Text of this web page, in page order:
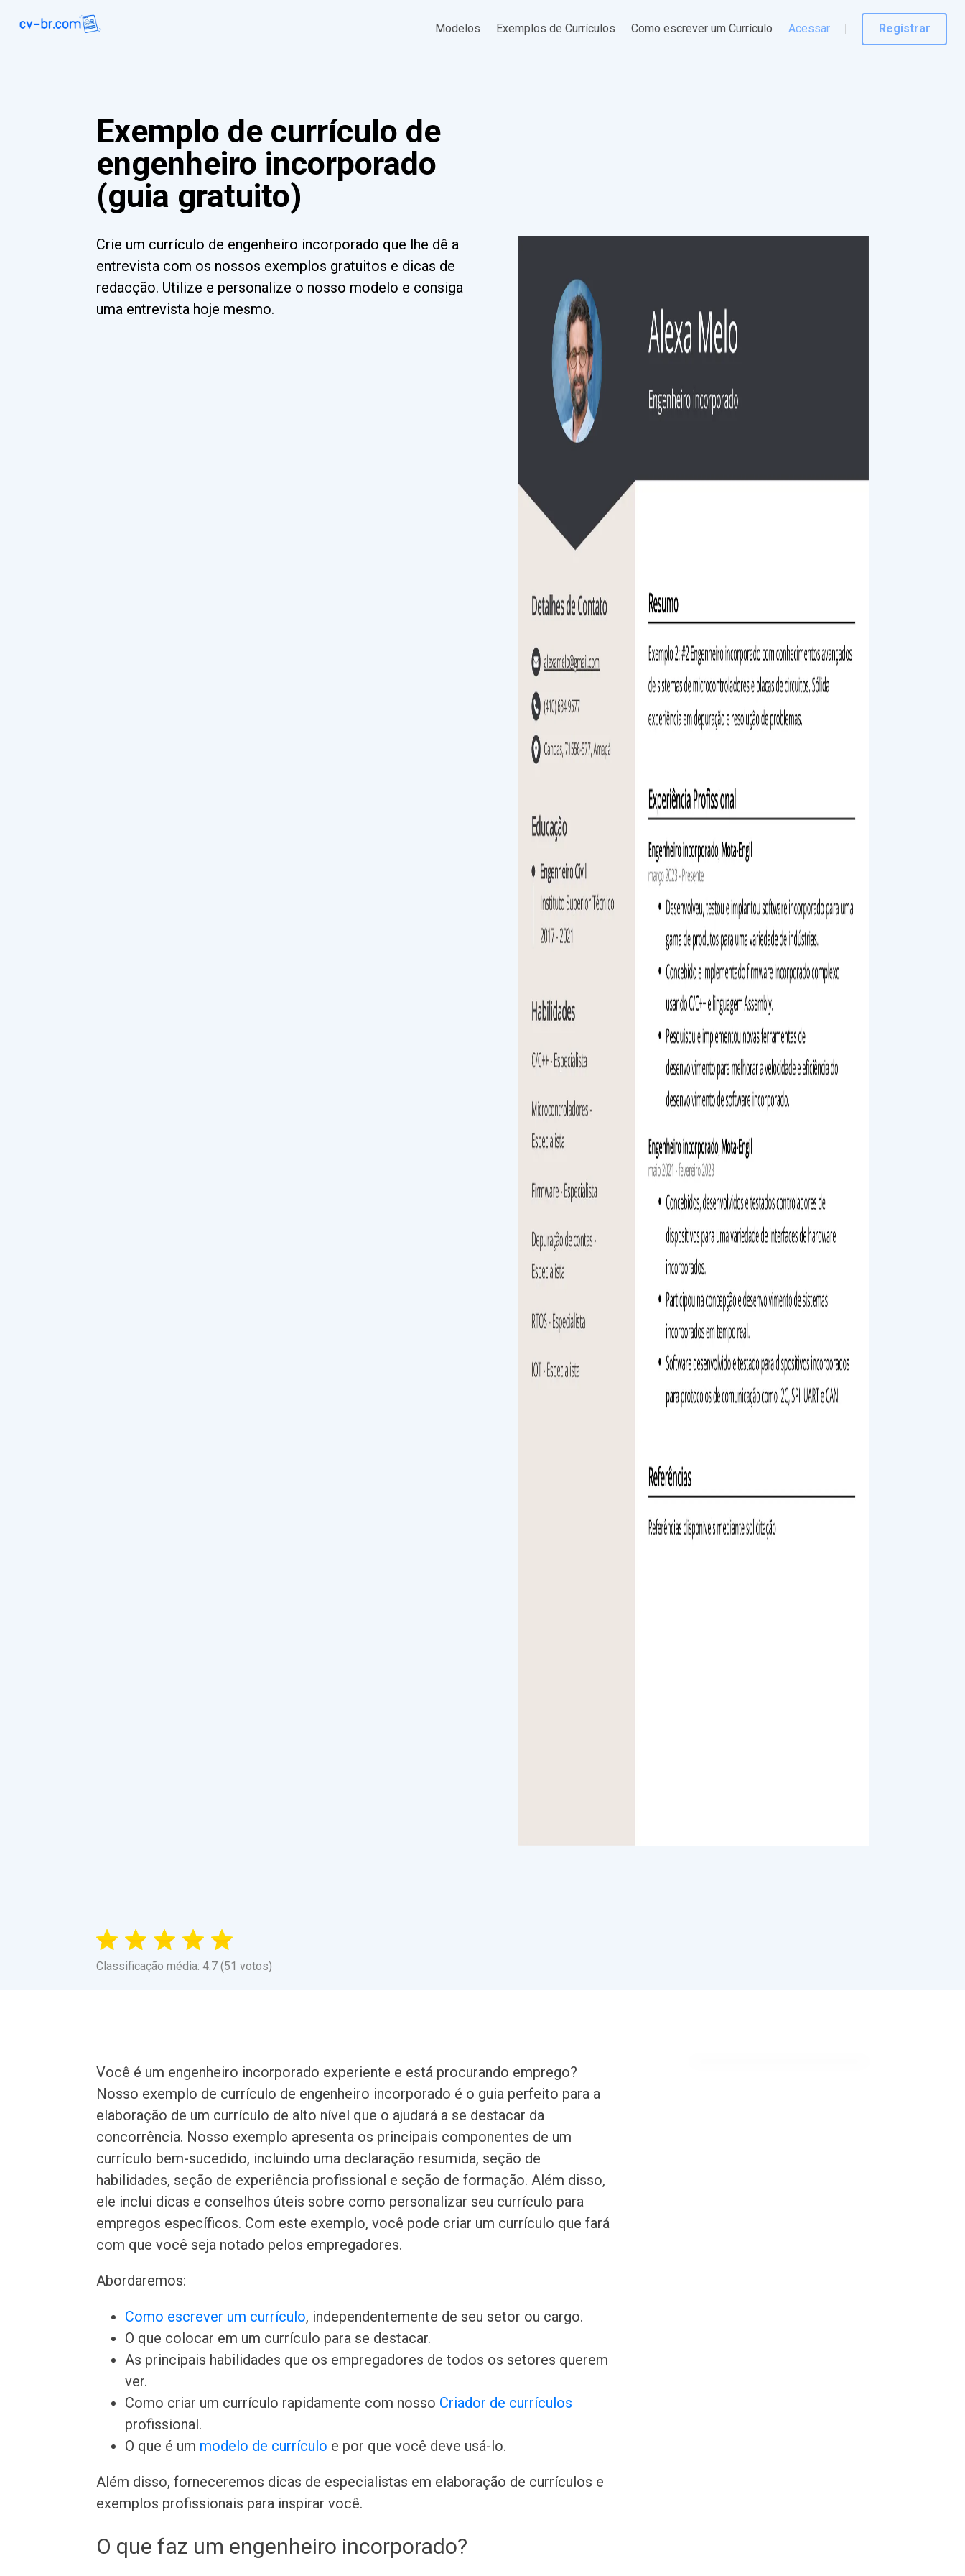
Modelos Exemplos de Currículos Como escrever um Currículo Acessar Registrar
Exemplo de currículo de
engenheiro incorporado
(guia gratuito)
Crie um currículo de engenheiro incorporado que lhe dê a
entrevista com os nossos exemplos gratuitos e dicas de
redacção. Utilize e personalize o nosso modelo e consiga
uma entrevista hoje mesmo.
Classificação média: 4.7 (51 votos)
Você é um engenheiro incorporado experiente e está procurando emprego?
Nosso exemplo de currículo de engenheiro incorporado é o guia perfeito para a
elaboração de um currículo de alto nível que o ajudará a se destacar da
concorrência. Nosso exemplo apresenta os principais componentes de um
currículo bem-sucedido, incluindo uma declaração resumida, seção de
habilidades, seção de experiência profissional e seção de formação. Além disso,
ele inclui dicas e conselhos úteis sobre como personalizar seu currículo para
empregos específicos. Com este exemplo, você pode criar um currículo que fará
com que você seja notado pelos empregadores.
Abordaremos:
Como escrever um currículo, independentemente de seu setor ou cargo.
O que colocar em um currículo para se destacar.
As principais habilidades que os empregadores de todos os setores querem
ver.
Como criar um currículo rapidamente com nosso Criador de currículos
profissional.
O que é um modelo de currículo e por que você deve usá-lo.
Além disso, forneceremos dicas de especialistas em elaboração de currículos e
exemplos profissionais para inspirar você.
O que faz um engenheiro incorporado?